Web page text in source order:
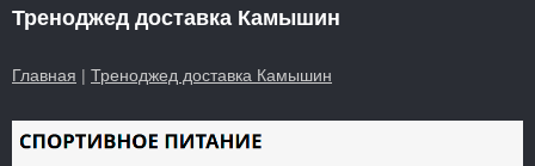
Треноджед доставка Камышин
Главная | Треноджед доставка Камышин